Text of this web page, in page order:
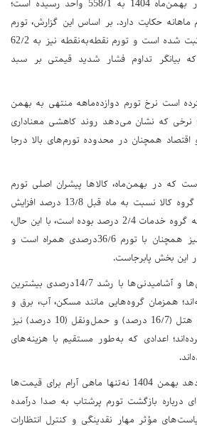
مصرفی در مناطق شهری در بهمن‌ماه 1404 به 558/1 واحد رسیده است؛
حکایت دارد. بر اساس این گزارش، تورم
ماهانه در بهمن 8/4 درصد ثبت شده است و تورم نقطه‌به‌نقطه نیز به 62/2
بیانگر تداوم فشار شدید قیمتی بر سبد
است نرخ تورم دوازده‌ماهه منتهی به بهمن
رسیده؛ نرخی که نشان می‌دهد روند کاهشی معناداری
همچنان در محدوده تورم‌های بالا درجا
که در بهمن‌ماه، کالاها پیشران اصلی تورم
بوده‌اند؛ به‌طوری که شاخص گروه کالا نسبت به ماه قبل 13/8 درصد افزایش
یافته، در حالی که رشد ماهانه گروه خدمات 2/4 درصد بوده است، با این حال،
در مقیاس سالانه، خدمات نیز همچنان با تورم 36/6درصدی همراه است و
بخش پابرجاست.
میان گروه‌های اصلی، خوراکی‌ها و آشامیدنی‌ها با رشد 14/7درصدی بیشترین
همزمان گروه‌هایی مانند مسکن، آب، برق و
گاز (16/6 درصد)، رستوران و هتل (16/7 درصد) و حمل‌ونقل (10 درصد) نیز
اعدادی که به‌طور مستقیم با هزینه‌های
مجموع این آمارها نشان می‌دهد بهمن 1404 نه‌تنها ماهی آرام برای قیمت‌ها
درباره بازگشت تورم پرشتاب به صدا درآمده
مؤثر مهار نقدینگی و کنترل انتظارات